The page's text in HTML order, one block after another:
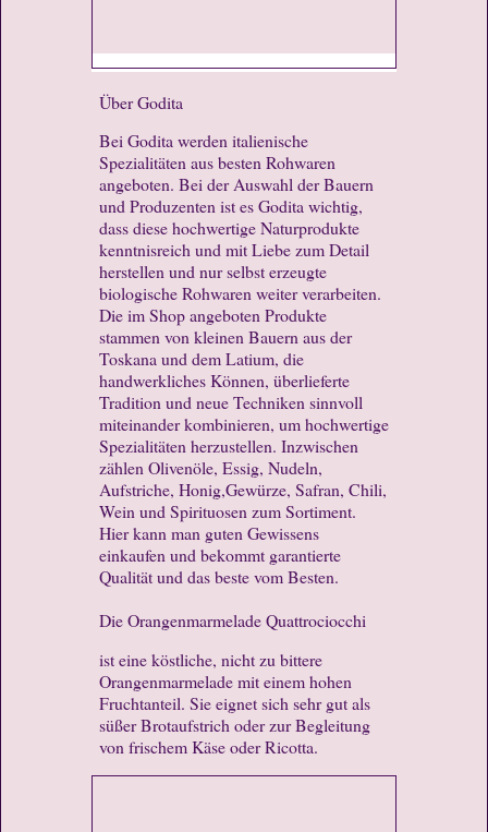
Über Godita
Bei Godita werden italienische
Spezialitäten aus besten Rohwaren
angeboten. Bei der Auswahl der Bauern
und Produzenten ist es Godita wichtig,
dass diese hochwertige Naturprodukte
kenntnisreich und mit Liebe zum Detail
herstellen und nur selbst erzeugte
biologische Rohwaren weiter verarbeiten.
Die im Shop angeboten Produkte
stammen von kleinen Bauern aus der
Toskana und dem Latium, die
handwerkliches Können, überlieferte
Tradition und neue Techniken sinnvoll
miteinander kombinieren, um hochwertige
Spezialitäten herzustellen. Inzwischen
zählen Olivenöle, Essig, Nudeln,
Aufstriche, Honig,Gewürze, Safran, Chili,
Wein und Spirituosen zum Sortiment.
Hier kann man guten Gewissens
einkaufen und bekommt garantierte
Qualität und das beste vom Besten.
Die Orangenmarmelade Quattrociocchi
ist eine köstliche, nicht zu bittere
Orangenmarmelade mit einem hohen
Fruchtanteil. Sie eignet sich sehr gut als
süßer Brotaufstrich oder zur Begleitung
von frischem Käse oder Ricotta.